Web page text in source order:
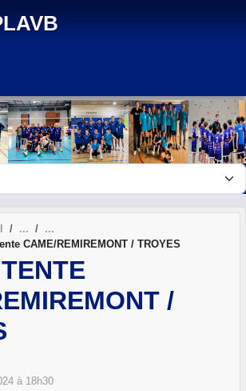
CAME/REMIREMONT / TROYES
/
à 18h30
des cookies